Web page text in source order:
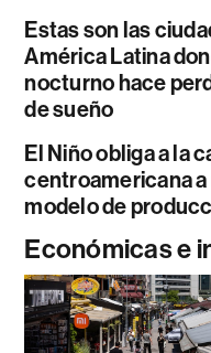
Estas son las
América Latina
nocturno hace
de sueño
El Niño obliga a la
centroamericana
modelo de
Económicas e